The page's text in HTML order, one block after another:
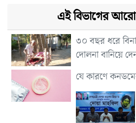
এই বিভাগের আরো
৩০ বছর ধরে
দোলনা বানিয়ে
যে কারণে